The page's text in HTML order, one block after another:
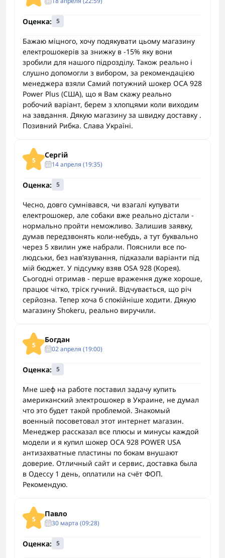
Оценка: 5
Бажаю міцного, хочу подякувати цьому магазину
електрошокерів за знижку в -15% яку вони
зробили для нашого підрозділу. Також реально і
слушно допомогли з вибором, за рекомендацією
менеджера взяли Самий потужний шокер ОСА 928
Power Plus (США), що я Вам скажу реально
робочий варіант, берем з хлопцями коли виходим
на завдання. Дякую магазину за швидку доставку .
Позивний Рибка. Слава Україні.
5
Сергій
14 апреля (19:35)
Оценка: 5
Чесно, довго сумнівався, чи взагалі купувати
електрошокер, але собаки вже реально дістали -
нормально пройти неможливо. Залишив заявку,
думав передзвонять коли-небудь, а тут буквально
через 5 хвилин уже набрали. Пояснили все по-
людськи, без нав’язування, підказали варіанти під
мій бюджет. У підсумку взяв OSA 928 (Корея).
Сьогодні отримав - перше враження дуже хороше,
працює чітко, тріск гучний. Відчувається, що річ
серйозна. Тепер хоча б спокійніше ходити. Дякую
магазину Shokeru, реально виручили.
5
Богдан
02 апреля (19:00)
Оценка: 5
Мне шеф на работе поставил задачу купить
американский электрошокер в Украине, не думал
что это будет такой проблемой. Знакомый
военный посоветовал этот интернет магазин.
Менеджер рассказал все плюсы и минусы каждой
модели и я купил шокер ОСА 928 POWER USA
антизахватные пластины по бокам внушают
доверие. Отличный сайт и сервис, доставка была
в Одессу 1 день, оплатили на счёт ФОП.
Рекомендую.
5
Павло
30 марта (09:28)
Оценка: 5